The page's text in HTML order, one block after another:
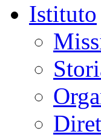
Istituto